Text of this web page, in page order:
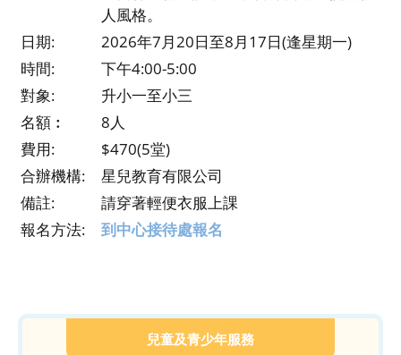
人風格。
日期:
2026年7月20日至8月17日(逢星期一)
時間:
下午4:00-5:00
對象:
升小一至小三
名額︰
8人
費用:
$470(5堂)
合辦機構:
星兒教育有限公司
備註:
請穿著輕便衣服上課
報名方法:
到中心接待處報名
兒童及青少年服務